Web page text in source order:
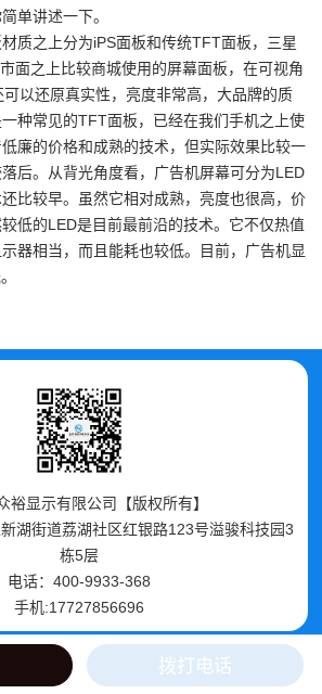
单讲述一下。
质之上分为iPS面板和传统TFT面板，三星
面之上比较商城使用的屏幕面板，在可视角
以还原真实性，亮度非常高，大品牌的质
种常见的TFT面板，已经在我们手机之上使
廉的价格和成熟的技术，但实际效果比较一
后。从背光角度看，广告机屏幕可分为LED
比较早。虽然它相对成熟，亮度也很高，价
低的LED是目前最前沿的技术。它不仅热值
器相当，而且能耗也较低。目前，广告机显
裕显示有限公司【版权所有】
湖街道荔湖社区红银路123号溢骏科技园3
栋5层
电话：400-9933-368
手机:17727856696
产品 手机 顶部
拨打电话